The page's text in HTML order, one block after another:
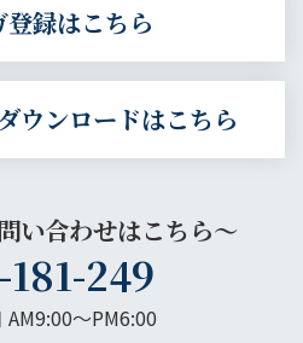
登録はこちら
ウンロードはこちら
い合わせはこちら～
249
AM9:00〜PM6:00